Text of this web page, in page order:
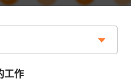
工作